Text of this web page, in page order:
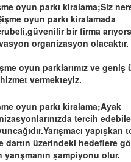
oyun parkı kiralama;Siz
oyun parkı kiralamada
bir firma
organizasyon olacaktır.
oyun parklarımız ve geniş
vermekteyiz.
oyun parkı kiralama;Ayak
tercih
yapışkan
dartın üzerindeki hedeflere
yarışmanın şampiyonu olur.